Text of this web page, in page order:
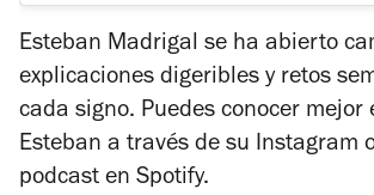
Esteban Madrigal se ha abierto
explicaciones digeribles y retos
cada signo. Puedes conocer mejor
Esteban a través de su Instagram
podcast en Spotify.